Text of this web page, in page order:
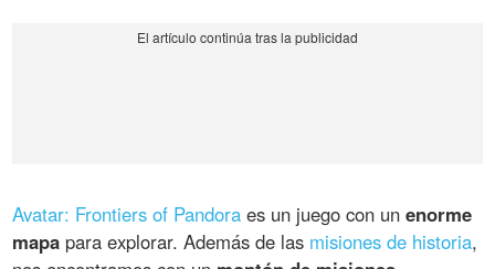
Avatar: Frontiers of Pandora es un juego con unenorme
mapa para explorar. Además de las misiones de historia,